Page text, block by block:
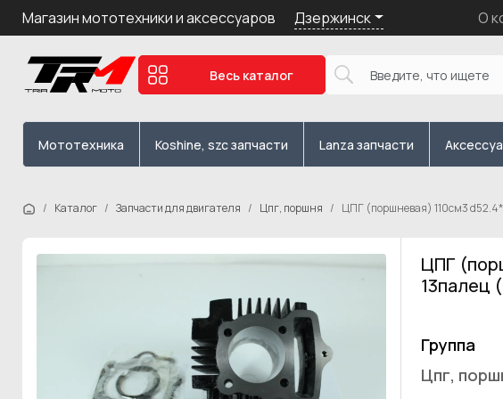
Магазин мототехники и аксессуаров Дзержинск О
Весь каталог
Мототехника Koshine, szc запчасти Lanza запчасти
Каталог Запчасти для двигателя Цпг, поршня ЦПГ (поршневая) 110см3
ЦПГ
13палец
Группа
Цпг,